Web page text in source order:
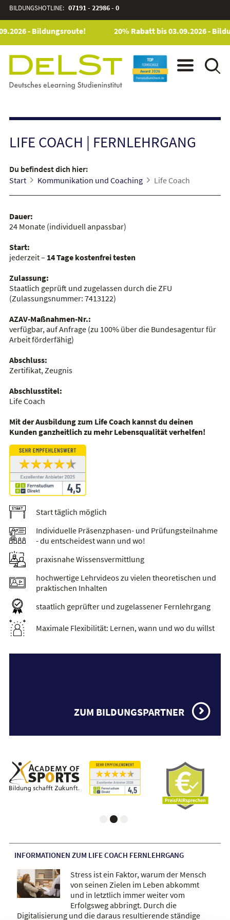
BILDUNGSHOTLINE: 07191 - 22986 - 0
- Bildungsroute! 20% Rabatt bis 03.09.2026 -
LIFE COACH | FERNLEHRGANG
Du befindest dich hier:
Start
Kommunikation und Coaching Life Coach
Dauer:
24 Monate(individuell anpassbar)
Start:
jederzeit – 14 Tage kostenfrei testen
Zulassung:
Staatlich geprüft und zugelassen durch die ZFU
(Zulassungsnummer: 7413122)
AZAV-Maßnahmen-Nr.:
verfügbar, auf Anfrage(zu 100% über die Bundesagentur für
Arbeit förderfähig)
Abschluss:
Zertifikat, Zeugnis
Abschlusstitel:
Life Coach
Mit der Ausbildung zum Life Coach kannst du deinen
Kunden ganzheitlich zu mehr Lebensqualität verhelfen!
Start täglich möglich
Individuelle Präsenzphasen- und Prüfungsteilnahme
- du entscheidest wann und wo!
praxisnahe Wissensvermittlung
hochwertige Lehrvideos zu vielen theoretischen und
praktischen Inhalten
staatlich geprüfter und zugelassener Fernlehrgang
Maximale Flexibilität: Lernen, wann und wo du willst
ZUM BILDUNGSPARTNER
INFORMATIONEN ZUM LIFE COACH FERNLEHRGANG
Stress ist ein Faktor, warum der Mensch
von seinen Zielen im Leben abkommt
und in letztlich immer weiter vom
Erfolgsweg abbringt. Durch die
Digitalisierung und die daraus resultierende ständige